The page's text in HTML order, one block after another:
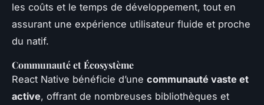
les coûts et le temps de développement, tout en
assurant une expérience utilisateur fluide et proche
du natif.
Communauté et Écosystème
React Native bénéficie d’une communauté vaste et
active, offrant de nombreuses bibliothèques et